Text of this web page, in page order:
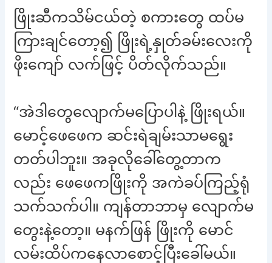
ဖြိုးဆီကသိမ်ငယ်တဲ့ စကားတွေ ထပ်မ
ကြားချင်တော့၍ ဖြိုးရဲ့နှုတ်ခမ်းလေးကို
ဖိုးကျော် လက်ဖြင့် ပိတ်လိုက်သည်။
“အဲဒါတွေလျောက်မပြောပါနဲ့ ဖြိုးရယ်။
မောင့်ဖေဖေက ဆင်းရဲချမ်းသာမရွေး
တတ်ပါဘူး။ အခုလိုခေါ်တွေ့တာက
လည်း ဖေဖေကဖြိုးကို အကဲခပ်ကြည့်ရုံ
သက်သက်ပါ။ ကျန်တာဘာမှ လျောက်မ
တွေးနဲ့တော့။ မနက်ဖြန် ဖြိုးကို မောင်
လမ်းထိပ်ကနေလာစောင့်ပြီးခေါ်မယ်။